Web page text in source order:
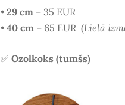
• 29 cm – 35 EUR
• 40 cm – 65 EUR (Lielā
✅ Ozolkoks (tumšs)